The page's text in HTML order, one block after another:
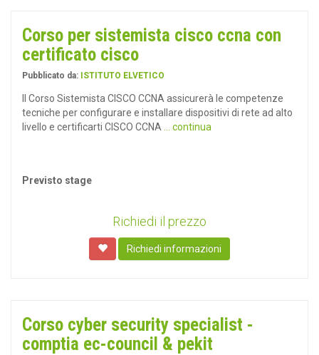
Corso per sistemista cisco ccna con
certificato cisco
Pubblicato da: ISTITUTO ELVETICO
Il Corso Sistemista CISCO CCNA assicurerà le competenze
tecniche per configurare e installare dispositivi di rete ad alto
livello e certificarti CISCO CCNA
... continua
Previsto stage
Richiedi il prezzo
Richiedi informazioni
Corso cyber security specialist -
comptia ec-council & pekit